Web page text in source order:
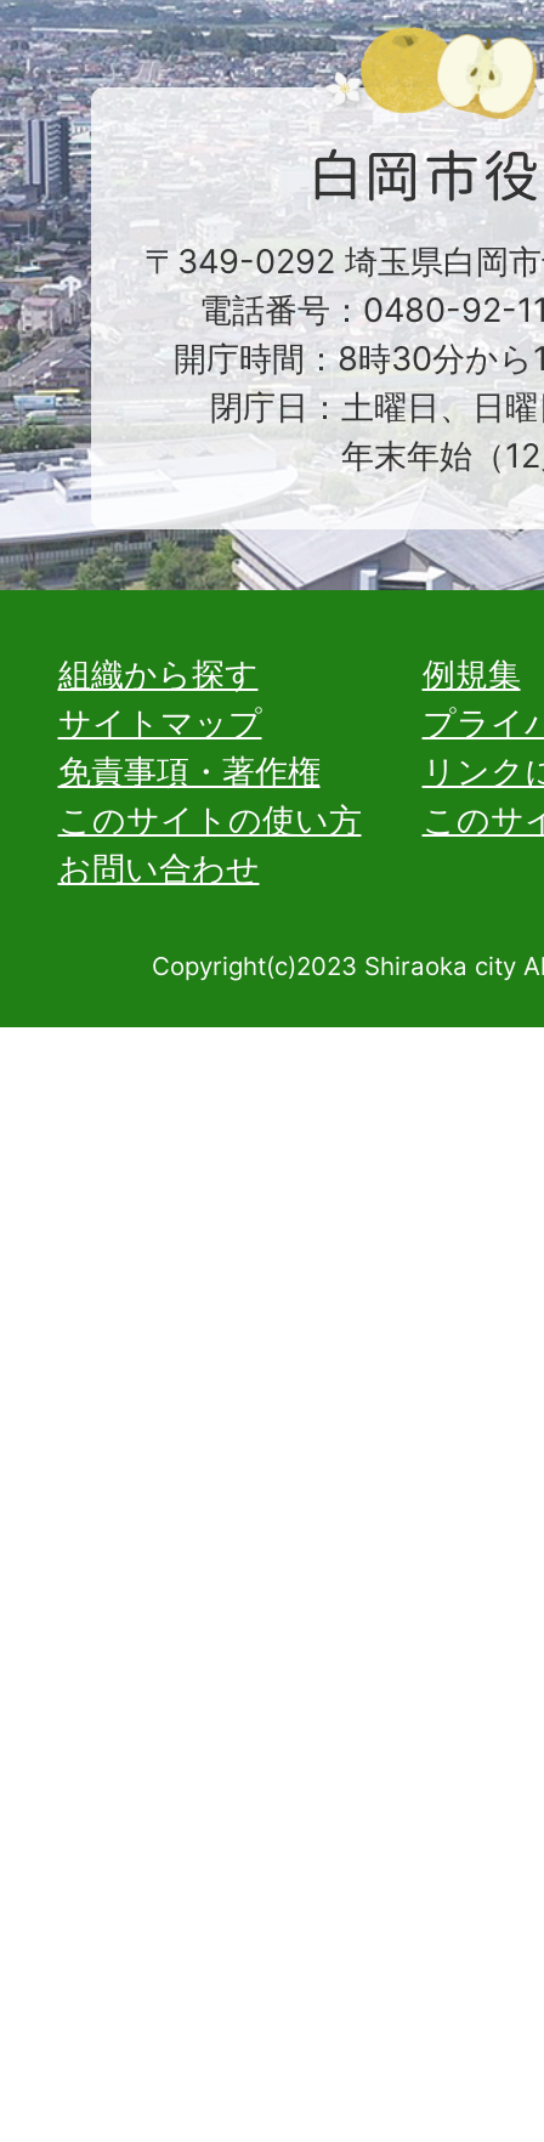
〒349-0292 埼玉県白岡
電話番号：0480-92-
開庁時間：8時30分から
閉庁日：土曜日、日
年末年始（
組織から探す
例規集
サイトマップ
プライ
免責事項・著作権
リンク
このサイトの使い方
このサ
お問い合わせ
Copyright(c)2023 Shiraoka city